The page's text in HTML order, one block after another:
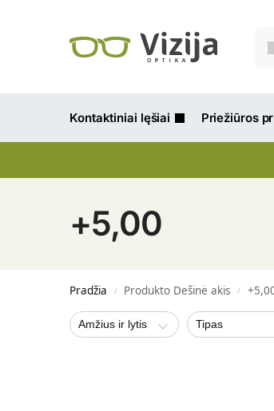
Kontaktiniai lęšiai Priežiūros
+5,00
Pradžia / Produkto Dešinė akis /
Amžius ir lytis Tipas